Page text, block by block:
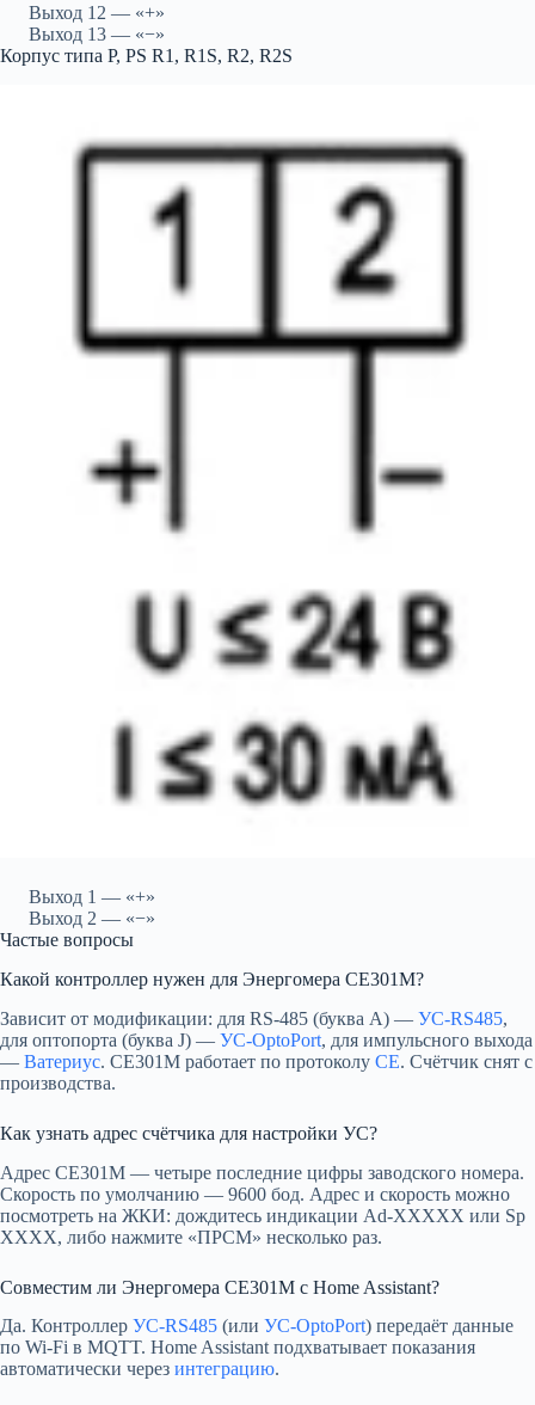
Выход 12 — «+»
Выход 13 — «−»
Корпус типа P, PS R1, R1S, R2, R2S
Выход 1 — «+»
Выход 2 — «−»
Частые вопросы
Какой контроллер нужен для Энергомера CE301M?
Зависит от модификации: для RS-485 (буква A) — УС-RS485,
для оптопорта (буква J) — УС-OptoPort, для импульсного выхода
— Ватериус. CE301M работает по протоколу CE. Счётчик снят с
производства.
Как узнать адрес счётчика для настройки УС?
Адрес CE301M — четыре последние цифры заводского номера.
Скорость по умолчанию — 9600 бод. Адрес и скорость можно
посмотреть на ЖКИ: дождитесь индикации Ad-XXXXX или Sp
XXXX, либо нажмите «ПРСМ» несколько раз.
Совместим ли Энергомера CE301M с Home Assistant?
Да. Контроллер УС-RS485 (или УС-OptoPort) передаёт данные
по Wi-Fi в MQTT. Home Assistant подхватывает показания
автоматически через интеграцию.